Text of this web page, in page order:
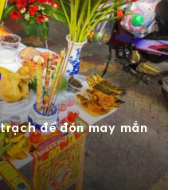
để đón may mắn